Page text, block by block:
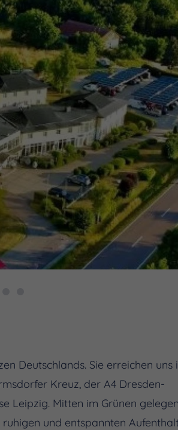
Deutschlands. Sie erreichen uns
Kreuz, der A4 Dresden-
Leipzig. Mitten im Grünen
und entspannten